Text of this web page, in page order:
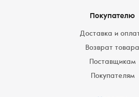
Покупателю
Доставка и
Возврат товара
Поставщикам
Покупателям